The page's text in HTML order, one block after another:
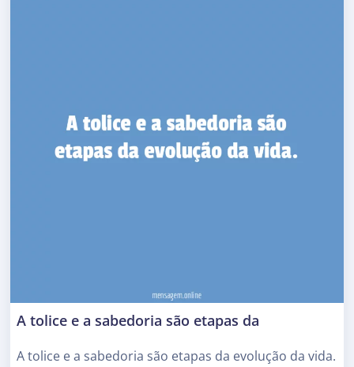
A tolice e a sabedoria são etapas da
A tolice e a sabedoria são etapas da evolução da vida.